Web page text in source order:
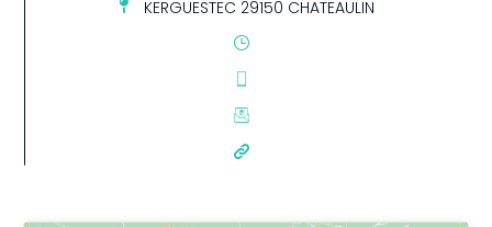
KERGUESTEC 29150 CHATEAULIN